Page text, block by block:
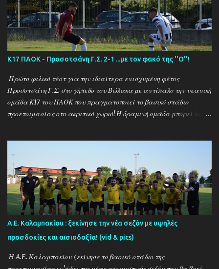
Κ17 ΠΑΟΚ - Προσοτσάνη Γ.Σ. 2-1 ...με τον φακό της ''Ο''!
Πρώτο φιλικό τέστ για την ιδιαίτερα ενισχυμένη φέτος
Προσοτσάνη Γ.Σ. στο γήπεδο του Βώλακα με αντίπαλο την νεανική
ομάδα Κ17 του ΠΑΟΚ που πραγματοποιεί το βασικό στάδιο
προετοιμασίας στο ακριτικό χωριό! Η δραμινή ομάδα μπορεί να
ως σύνολο , με τον ''Ψηλό'' Γιάννη Ιωαννίδη να δίνει χρόνο
συμμετοχής σε όλους τους διαθέσιμους ποδοσφαιριστές.. Ο ΠΑΟΚ
προηγήθηκε με τον Ζέκα ωστόσο ο Μουρατίδης στο 30΄έφερε το
ματς στα ίσα για την δραμινή ομάδα (1-1) το οποίο και ήταν σκορ
ημιχρόνου... Στην επανάληψη οι δύο ομάδες έκαναν αρκετές
εύστοχη εκτέλεση πέναλτι διαμόρφωσε το τελικό αποτέλεσμα (2-
1)... Επόμενο φιλικό τεστ για την Προσοτσάνη , την ερχόμενη Τρίτη
11/8 και ώρα 1...
Α.Ε. Καλαμπακίου : ξεκίνησε την νέα σεζόν με υψηλές
προσδοκίες και αισιοδοξία! (vid & pics)
H A.E. Kαλαμπακίου ξεκίνησε το βασικό στάδιο της